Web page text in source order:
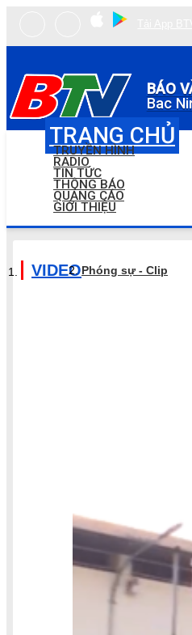
BÁO
Bac
TRANG CHỦ
TRUYỀN HÌNH
RADIO
TIN TỨC
THÔNG BÁO
QUẢNG CÁO
GIỚI THIỆU
VIDEOPhóng sự - Clip